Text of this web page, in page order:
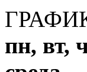
пн, вт,